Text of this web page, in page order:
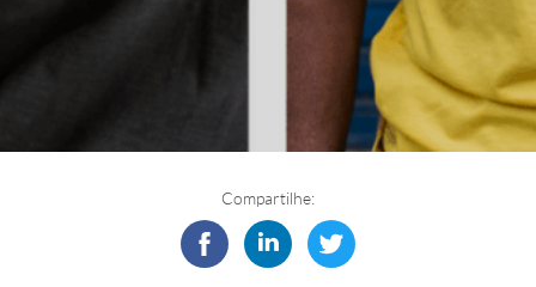
Compartilhe: